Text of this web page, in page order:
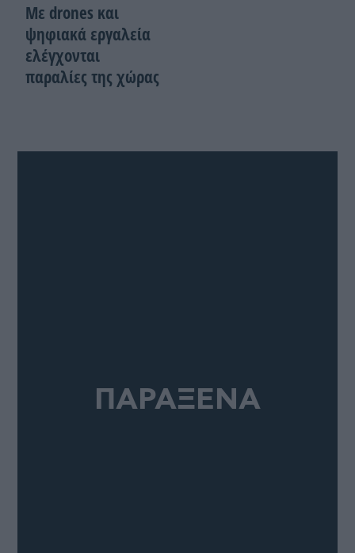
Με drones και
ψηφιακά εργαλεία
ελέγχονται
παραλίες της χώρας
ΠΑΡΑΞΕΝΑ